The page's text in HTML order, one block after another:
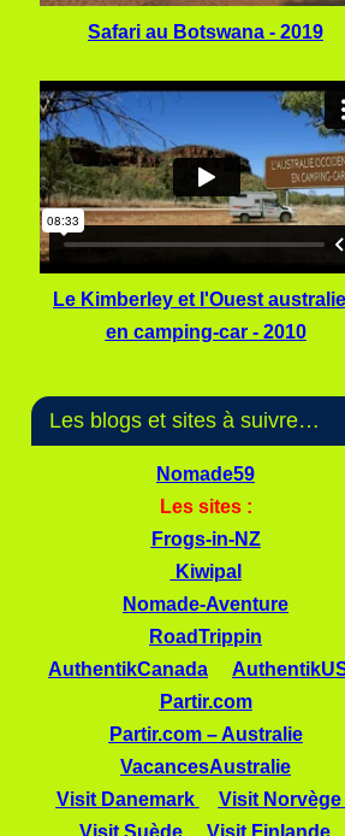
Safari au Botswana - 2019
Le Kimberley et l'Ouest
en camping-car - 2010
Les blogs et sites à suivre…
Nomade59
Les sites :
Frogs-in-NZ
Kiwipal
Nomade-Aventure
RoadTrippin
AuthentikCanada
Partir.com
Partir.com – Australie
VacancesAustralie
Visit Danemark
Visit Norvège
Visit Suède
Visit Finlande